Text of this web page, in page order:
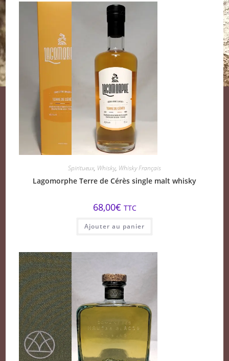
Spiritueux, Whisky, Whisky Français
Lagomorphe Terre de Cérès single malt whisky
68,00€ TTC
Ajouter au panier